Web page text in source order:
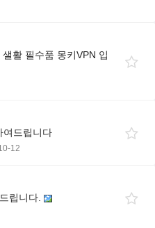
활 필수품 몽키VPN 입
여드립니다
12
립니다.